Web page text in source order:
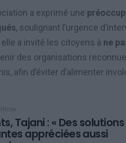
a exprimé une
, soulignant l’urgence
elle a invité les citoyens à ne
des organisations
afin d’éviter d’alimenter
Tajani : « Des solutions
appréciées aussi